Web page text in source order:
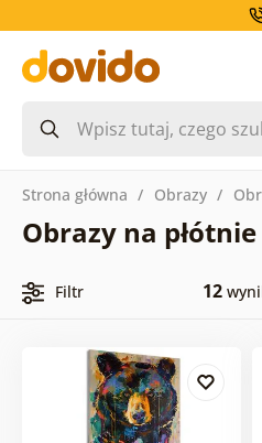
Strona główna Obrazy
Obrazy na
Filtr 12